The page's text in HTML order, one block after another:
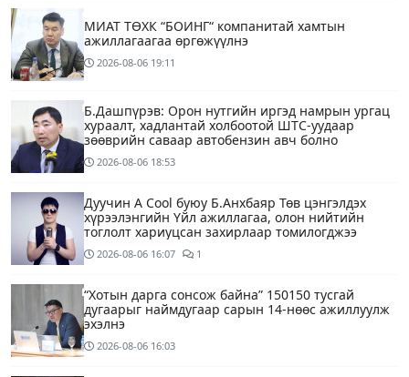
МИАТ ТӨХК “БОИНГ“ компанитай хамтын
ажиллагаагаа өргөжүүлнэ
2026-08-06 19:11
Б.Дашпүрэв: Орон нутгийн иргэд намрын ургац
хураалт, хадлантай холбоотой ШТС-уудаар
зөөврийн саваар автобензин авч болно
2026-08-06 18:53
Дуучин A Cool буюу Б.Анхбаяр Төв цэнгэлдэх
хүрээлэнгийн Үйл ажиллагаа, олон нийтийн
тоглолт хариуцсан захирлаар томилогджээ
2026-08-06 16:07 1
“Хотын дарга сонсож байна” 150150 тусгай
дугаарыг наймдугаар сарын 14-нөөс ажиллуулж
эхэлнэ
2026-08-06 16:03